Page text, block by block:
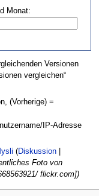
Monat:
Versionen
vergleichen“
(Vorherige) =
IP-Adresse
(Diskussion
Foto von
flickr.com])